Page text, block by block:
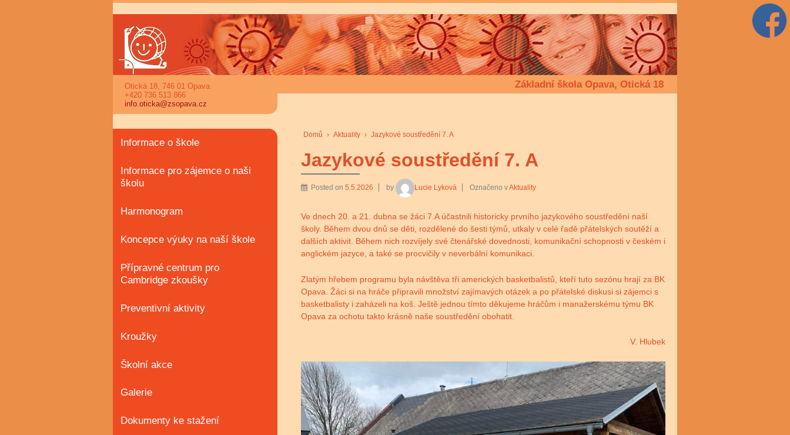
Základní škola Opava, Otická 18
Domů › Aktuality › Jazykové soustředění 7. A
Jazykové soustředění 7. A
Posted on5.5.2026 by Lucie Lyková Označeno vAktuality
Ve dnech 20. a 21. dubna se žáci 7.A účastnili historicky prvního jazykového soustředění naší
školy. Během dvou dnů se děti, rozdělené do šesti týmů, utkaly v celé řadě přátelských soutěží a
dalších aktivit. Během nich rozvíjely své čtenářské dovednosti, komunikační schopnosti v českém i
anglickém jazyce, a také se procvičily v neverbální komunikaci.
Zlatým hřebem programu byla návštěva tři amerických basketbalistů, kteří tuto sezónu hrají za BK
Opava. Žáci si na hráče připravili množství zajímavých otázek a po přátelské diskusi si zájemci s
basketbalisty i zaházeli na koš. Ještě jednou tímto děkujeme hráčům i manažerskému týmu BK
Opava za ochotu takto krásně naše soustředění obohatit.
V. Hlubek
Otická 18, 746 01 Opava
+420 736 513 866
info.oticka@zsopava.cz
Informace o škole
Informace pro zájemce o naši
školu
Harmonogram
Koncepce výuky na naší škole
Přípravné centrum pro
Cambridge zkoušky
Preventivní aktivity
Kroužky
Školní akce
Galerie
Dokumenty ke stažení